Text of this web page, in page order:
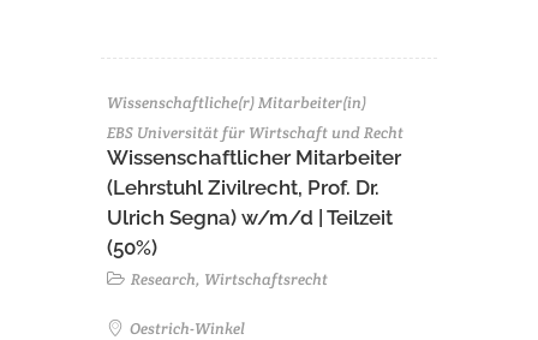
Wissenschaftliche(r) Mitarbeiter(in)
EBS Universität für Wirtschaft und Recht
Wissenschaftlicher Mitarbeiter
(Lehrstuhl Zivilrecht, Prof. Dr.
Ulrich Segna) w/m/d | Teilzeit
(50%)
Research, Wirtschaftsrecht
Oestrich-Winkel